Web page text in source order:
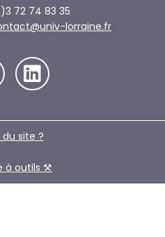
72 74 83 35
lorraine.fr
du site ?️
à outils ⚒️